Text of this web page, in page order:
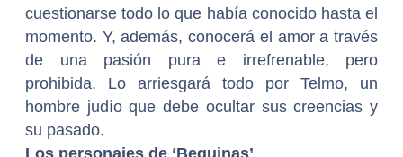
cuestionarse todo lo que había conocido hasta el
momento. Y, además, conocerá el amor a través
de una pasión pura e irrefrenable, pero
prohibida. Lo arriesgará todo por Telmo, un
hombre judío que debe ocultar sus creencias y
su pasado.
Los personajes de ‘Beguinas’